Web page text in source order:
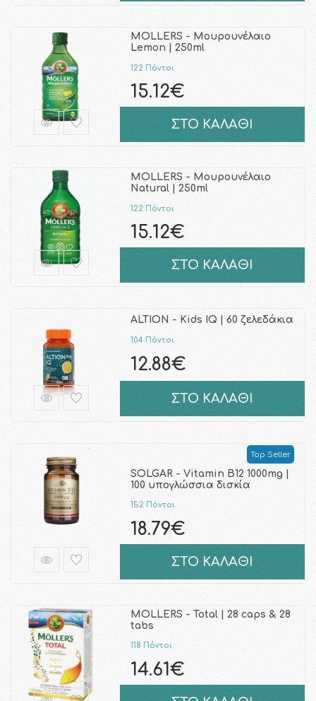
MOLLERS - Μουρουνέλαιο
Lemon | 250ml
122 Πόντοι
15.12€
ΣΤΟ ΚΑΛΑΘΙ
MOLLERS - Μουρουνέλαιο
Natural | 250ml
122 Πόντοι
15.12€
ΣΤΟ ΚΑΛΑΘΙ
ALTION - Kids IQ | 60 ζελεδάκια
104 Πόντοι
12.88€
ΣΤΟ ΚΑΛΑΘΙ
Top Seller
SOLGAR - Vitamin B12 1000mg |
100 υπογλώσσια δισκία
152 Πόντοι
18.79€
ΣΤΟ ΚΑΛΑΘΙ
MOLLERS - Total | 28 caps & 28
tabs
118 Πόντοι
14.61€